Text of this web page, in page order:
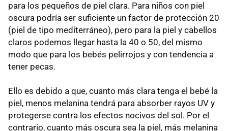
para los pequeños de piel clara. Para niños con piel
oscura podría ser suficiente un factor de protección 20
(piel de tipo mediterráneo), pero para la piel y cabellos
claros podemos llegar hasta la 40 o 50, del mismo
modo que para los bebés pelirrojos y con tendencia a
tener pecas.
Ello es debido a que, cuanto más clara tenga el bebé la
piel, menos melanina tendrá para absorber rayos UV y
protegerse contra los efectos nocivos del sol. Por el
contrario, cuanto más oscura sea la piel, más melanina